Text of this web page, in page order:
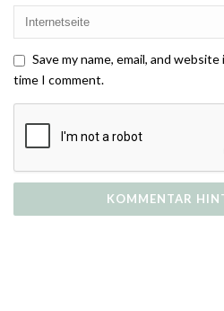
Save my name, email, and
time I comment.